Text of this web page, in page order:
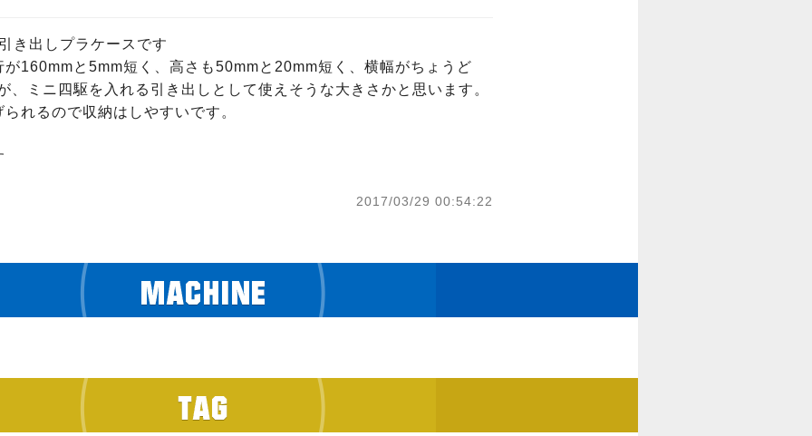
き出しプラケースです
が160mmと5mm短く、高さも50mmと20mm短く、横幅がちょうど
、ミニ四駆を入れる引き出しとして使えそうな大きさかと思います。
れるので収納はしやすいです。
2017/03/29 00:54:22